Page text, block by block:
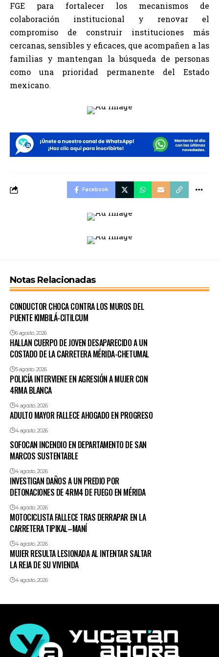
FGE para fortalecer los mecanismos de
colaboración institucional y renovar el
compromiso de construir instituciones más
cercanas, sensibles y eficaces, que acompañen a las
familias y mantengan la búsqueda de personas
como una prioridad permanente del Estado
mexicano.
Facebook
Notas Relacionadas
CONDUCTOR CHOCA CONTRA LOS MUROS DEL
PUENTE KIMBILÁ-CITILCUM
6 agosto, 2026
HALLAN CUERPO DE JOVEN DESAPARECIDO A UN
COSTADO DE LA CARRETERA MÉRIDA-CHETUMAL
5 agosto, 2026
POLICÍA INTERVIENE EN AGRESIÓN A MUJER CON
4RMA BLANCA
4 agosto, 2026
ADULTO MAYOR FALLECE AHOGADO EN PROGRESO
4 agosto, 2026
SOFOCAN INCENDIO EN DEPARTAMENTO DE SAN
MARCOS SUSTENTABLE
4 agosto, 2026
INVESTIGAN DAÑOS A UN PREDIO POR
DETONACIONES DE 4RM4 DE FUEGO EN MÉRIDA
4 agosto, 2026
MOTOCICLISTA FALLECE TRAS DERRAPAR EN LA
CARRETERA TIPIKAL–MANÍ
4 agosto, 2026
MUJER RESULTA LESIONADA AL INTENTAR SALTAR
LA REJA DE SU VIVIENDA
4 agosto, 2026